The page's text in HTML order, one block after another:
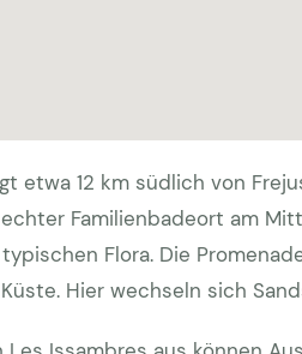
etwa 12 km südlich von
Familienbadeort am
Flora. Die
Hier wechseln sich